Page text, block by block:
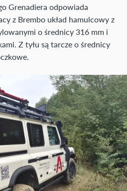
Grenadiera odpowiada
z Brembo układ hamulcowy z
o średnicy 316 mm i
Z tyłu są tarcze o średnicy